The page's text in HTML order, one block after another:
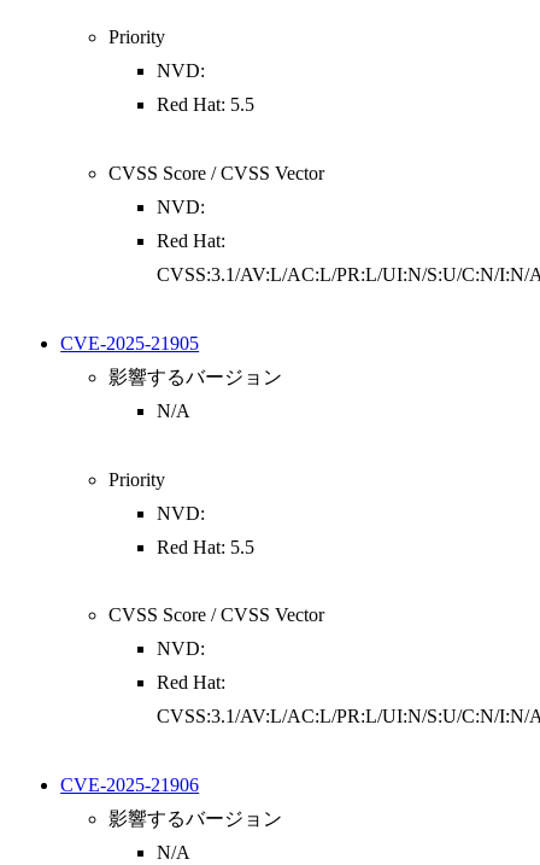
Priority
NVD:
Red Hat: 5.5
CVSS Score / CVSS Vector
NVD:
Red Hat:
CVSS:3.1/AV:L/AC:L/PR:L/UI:N/S:U/C:N/I:N/
CVE-2025-21905
影響するバージョン
N/A
Priority
NVD:
Red Hat: 5.5
CVSS Score / CVSS Vector
NVD:
Red Hat:
CVSS:3.1/AV:L/AC:L/PR:L/UI:N/S:U/C:N/I:N/
CVE-2025-21906
影響するバージョン
N/A